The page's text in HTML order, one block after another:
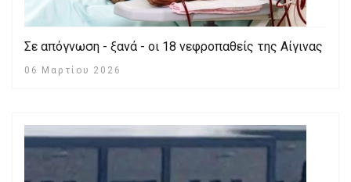
Σε απόγνωση - ξανά - οι 18 νεφροπαθείς της Αίγινας
06 Μαρτίου 2026